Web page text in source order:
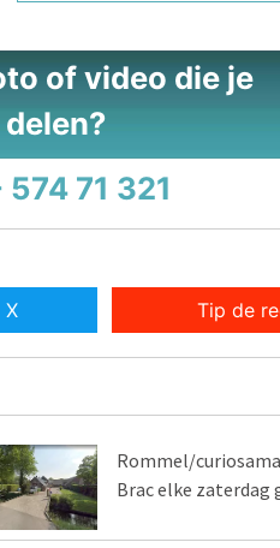
of video die je
71 321
X Tip de
Rommel/
Brac elke zaterdag